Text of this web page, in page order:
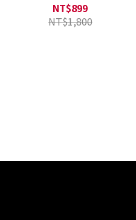
NT$899
NT$1,800